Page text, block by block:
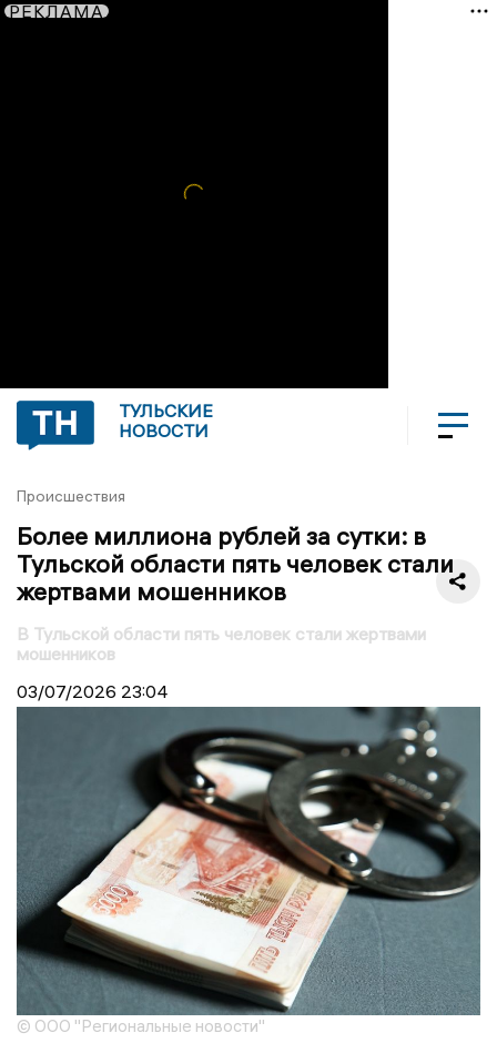
РЕКЛАМА
ТУЛЬСКИЕ
НОВОСТИ
Происшествия
Более миллиона рублей за сутки: в
Тульской области пять человек стали
жертвами мошенников
В Тульской области пять человек стали жертвами
мошенников
03/07/2026 23:04
© ООО "Региональные новости"